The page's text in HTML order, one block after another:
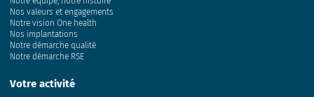
Nos valeurs et engagements
Notre vision One health
Nos implantations
Notre démarche qualité
Notre démarche RSE
Votre activité